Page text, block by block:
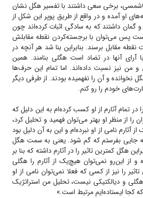
البته به نظرم از دهه 60شمسی، برخی سعی داشتند با تفسیر هگل نشان
او آمده و در واقع از طریق پوپر این شکل از
و گمان داشتند که به سادگی اثبات کرده‌اند چون
پس می‌توان با برجسته‌کردن نقطه مقابلش
نقطه مقابل برسند. بنابراین بنا شد هر آنچه در
آرای آنها در تضاد است هگلی بنامند. همین
و من نیز نسبت داده‌اند. اما تمام این حرف‌ها
نخوانده و آن را نفهمیده بودند. از طرفی دیگر
خودم را‌ رو کنم.
در تمام آثارم از او کسب کرده‌ام به این دلیل که
را از منظر او بهتر می‌توان فهمید و تحلیل کرد،
نامی از او نبرده‌ام و این به آن دلیل بود
جایی بفرستم که گم شود. یعنی به سمت هگل
هگل کمترین تاثیر را در آثارم داشته که بنا بر
از این‌رو نمی‌توان هیچ‌یک از آثارم را هگلی
را نیز از کسی که فعلا نمی‌توان نامی از او
و دیالکتیکی نیست، تحلیل من استراتژیک
کجا ایستاده‌ایم مرتبط است.»